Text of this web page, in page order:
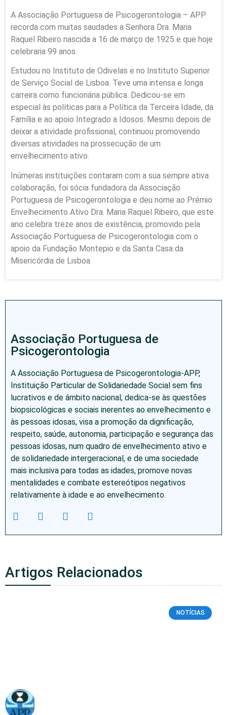
A Associação Portuguesa de Psicogerontologia – APP
recorda com muitas saudades a Senhora Dra. Maria
Raquel Ribeiro nascida a 16 de março de 1925 e que hoje
celebraria 99 anos.
Estudou no Instituto de Odivelas e no Instituto Superior
de Serviço Social de Lisboa. Teve uma intensa e longa
carreira como funcionária pública. Dedicou-se em
especial às políticas para a Política da Terceira Idade, da
Família e ao apoio Integrado a Idosos. Mesmo depois de
deixar a atividade profissional, continuou promovendo
diversas atividades na prossecução de um
envelhecimento ativo.
Inúmeras instituições contaram com a sua sempre ativa
colaboração, foi sócia fundadora da Associação
Portuguesa de Psicogerontologia e deu nome ao Prémio
Envelhecimento Ativo Dra. Maria Raquel Ribeiro, que este
ano celebra treze anos de existência, promovido pela
Associação Portuguesa de Psicogerontologia com o
apoio da Fundação Montepio e da Santa Casa da
Misericórdia de Lisboa.
Associação Portuguesa de
Psicogerontologia
A Associação Portuguesa de Psicogerontologia-APP,
Instituição Particular de Solidariedade Social sem fins
lucrativos e de âmbito nacional, dedica-se às questões
biopsicológicas e sociais inerentes ao envelhecimento e
às pessoas idosas, visa a promoção da dignificação,
respeito, saúde, autonomia, participação e segurança das
pessoas idosas, num quadro de envelhecimento ativo e
de solidariedade intergeracional, e de uma sociedade
mais inclusiva para todas as idades, promove novas
mentalidades e combate estereótipos negativos
relativamente à idade e ao envelhecimento.
Artigos Relacionados
NOTÍCIAS